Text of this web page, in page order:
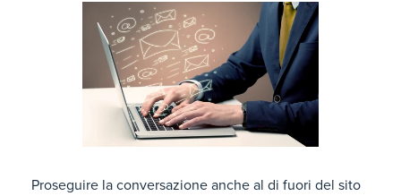
Proseguire la conversazione anche al di fuori del sito